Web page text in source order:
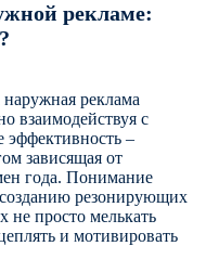
рекламе:
реклама
взаимодействуя с
эффективность –
зависящая от
года. Понимание
резонирующих
просто мелькать
и мотивировать